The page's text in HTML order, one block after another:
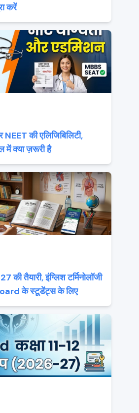
करें
की एलिजिबिलिटी,
क्या ज़रूरी है
की तैयारी, इंग्लिश टर्मिनोलॉजी
के स्टूडेंट्स के लिए